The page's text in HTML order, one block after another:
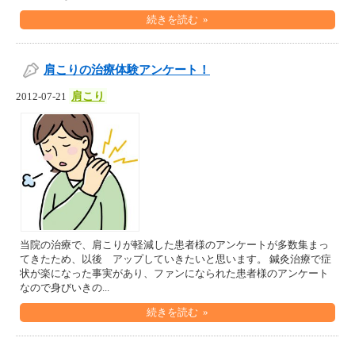
続きを読む »
肩こりの治療体験アンケート！
2012-07-21 肩こり
当院の治療で、肩こりが軽減した患者様のアンケートが多数集まっ
てきたため、以後 アップしていきたいと思います。 鍼灸治療で症
状が楽になった事実があり、ファンになられた患者様のアンケート
なので身びいきの...
続きを読む »